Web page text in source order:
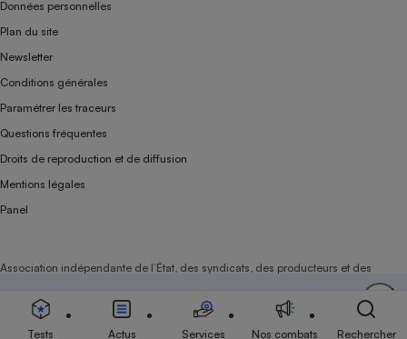
Soutenez-nous
Aujourd'hui plus que jamais, nous comptons sur votre
Données personnelles
Plan du site
Newsletter
Conditions générales
Paramétrer les traceurs
Questions fréquentes
Droits de reproduction et de diffusion
Mentions légales
Panel
Association indépendante de l’État, des syndicats, des producteurs et des
Tests Actus Services Nos combats Rechercher